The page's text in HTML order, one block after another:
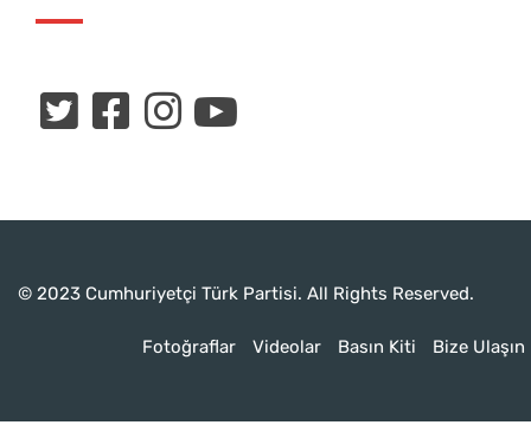
© 2023 Cumhuriyetçi Türk Partisi. All Rights Reserved.
Fotoğraflar Videolar Basın Kiti Bize Ulaşın